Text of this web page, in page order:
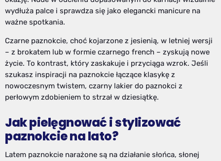
wydłuża palce i sprawdza się jako elegancki manicure na
ważne spotkania.
Czarne paznokcie, choć kojarzone z jesienią, w letniej wersji
– z brokatem lub w formie czarnego french – zyskują nowe
życie. To kontrast, który zaskakuje i przyciąga wzrok. Jeśli
szukasz inspiracji na paznokcie łączące klasykę z
nowoczesnym twistem, czarny lakier do paznokci z
perłowym zdobieniem to strzał w dziesiątkę.
Jak pielęgnować i stylizować
paznokcie na lato?
Latem paznokcie narażone są na działanie słońca, słonej